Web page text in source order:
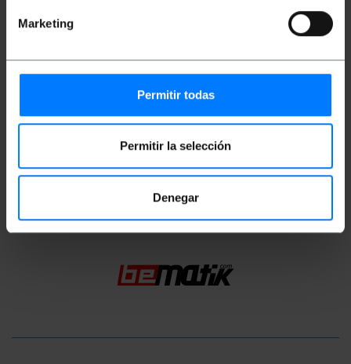
Marketing
Permitir todas
Permitir la selección
Denegar
Pakket maatregelen: 24.0 x 17.0 x 3.5 cm
Documentatie
Product bestand 1
Classificatie